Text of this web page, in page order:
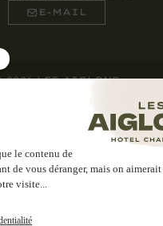
E-MAIL
2026LES AIGLONS
BY INFLUENCE SOCIETY